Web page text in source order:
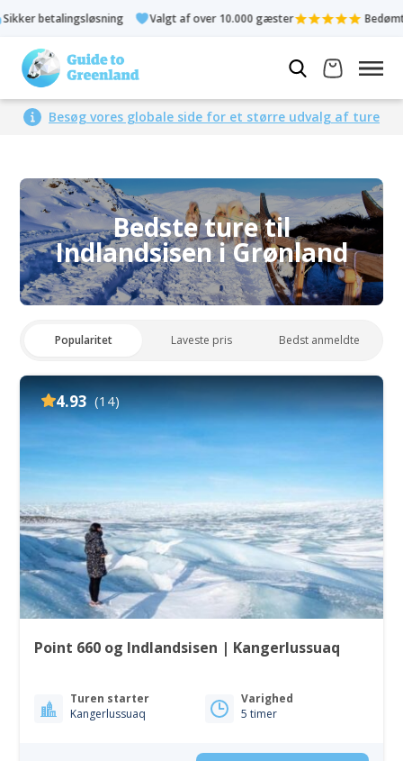
Valgt af over 10.000 gæster Bedømt 4,3 ud af
Besøg vores globale side for et større udvalg af ture
Bedste ture til
Indlandsisen i Grønland
Popularitet Laveste pris Bedst anmeldte
4.93 (14)
Point 660 og Indlandsisen | Kangerlussuaq
Turen starter
Kangerlussuaq
Varighed
5 timer